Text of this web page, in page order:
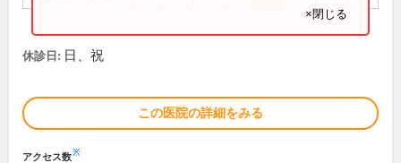
×閉じる
休診日: 日、祝
この医院の詳細をみる
アクセス数※